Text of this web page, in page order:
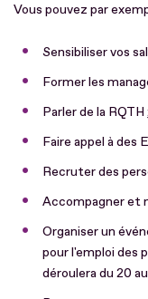
Vous pouvez par
Sensibiliser vos
Former les
Parler de la RQTH
Faire appel à des
Recruter des
Accompagner et
Organiser un
pour l'emploi des
déroulera du 20